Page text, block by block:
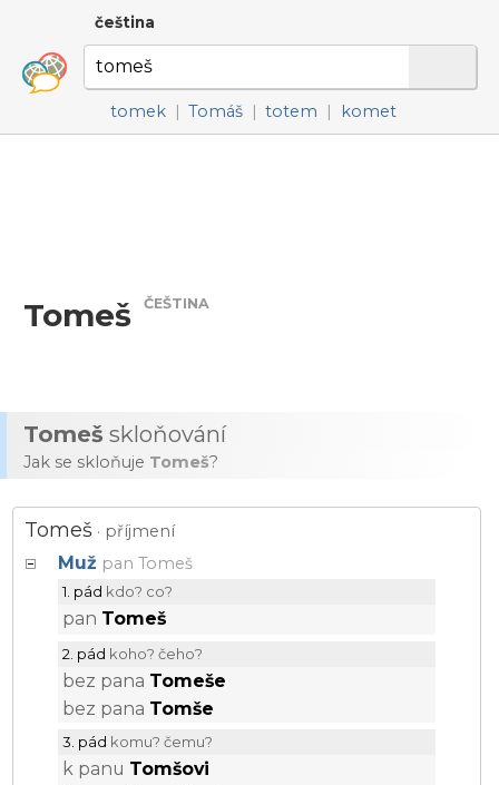
čeština
tomek | Tomáš | totem | komet
Tomeš ČEŠTINA
Tomeš skloňování
Jak se skloňuje Tomeš?
Tomeš · příjmení
Muž pan Tomeš
1. pád kdo? co?
pan Tomeš
2. pád koho? čeho?
bez pana Tomeše
bez pana Tomše
3. pád komu? čemu?
k panu Tomšovi